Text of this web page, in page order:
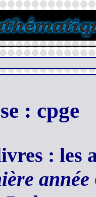
: cpge
: les
année